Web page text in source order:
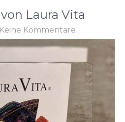
Laura Vita
Keine Kommentare